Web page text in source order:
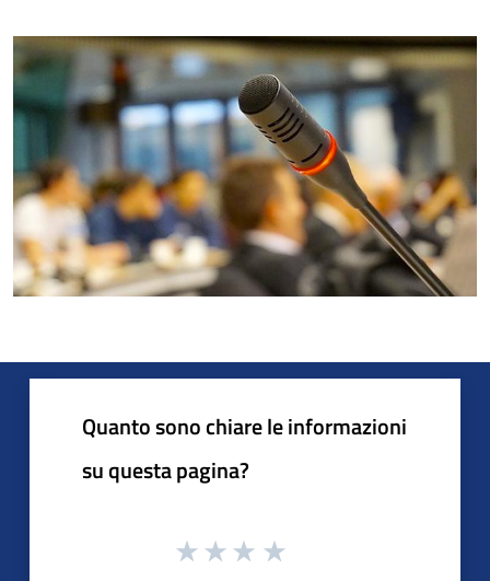
Quanto sono chiare le informazioni
su questa pagina?